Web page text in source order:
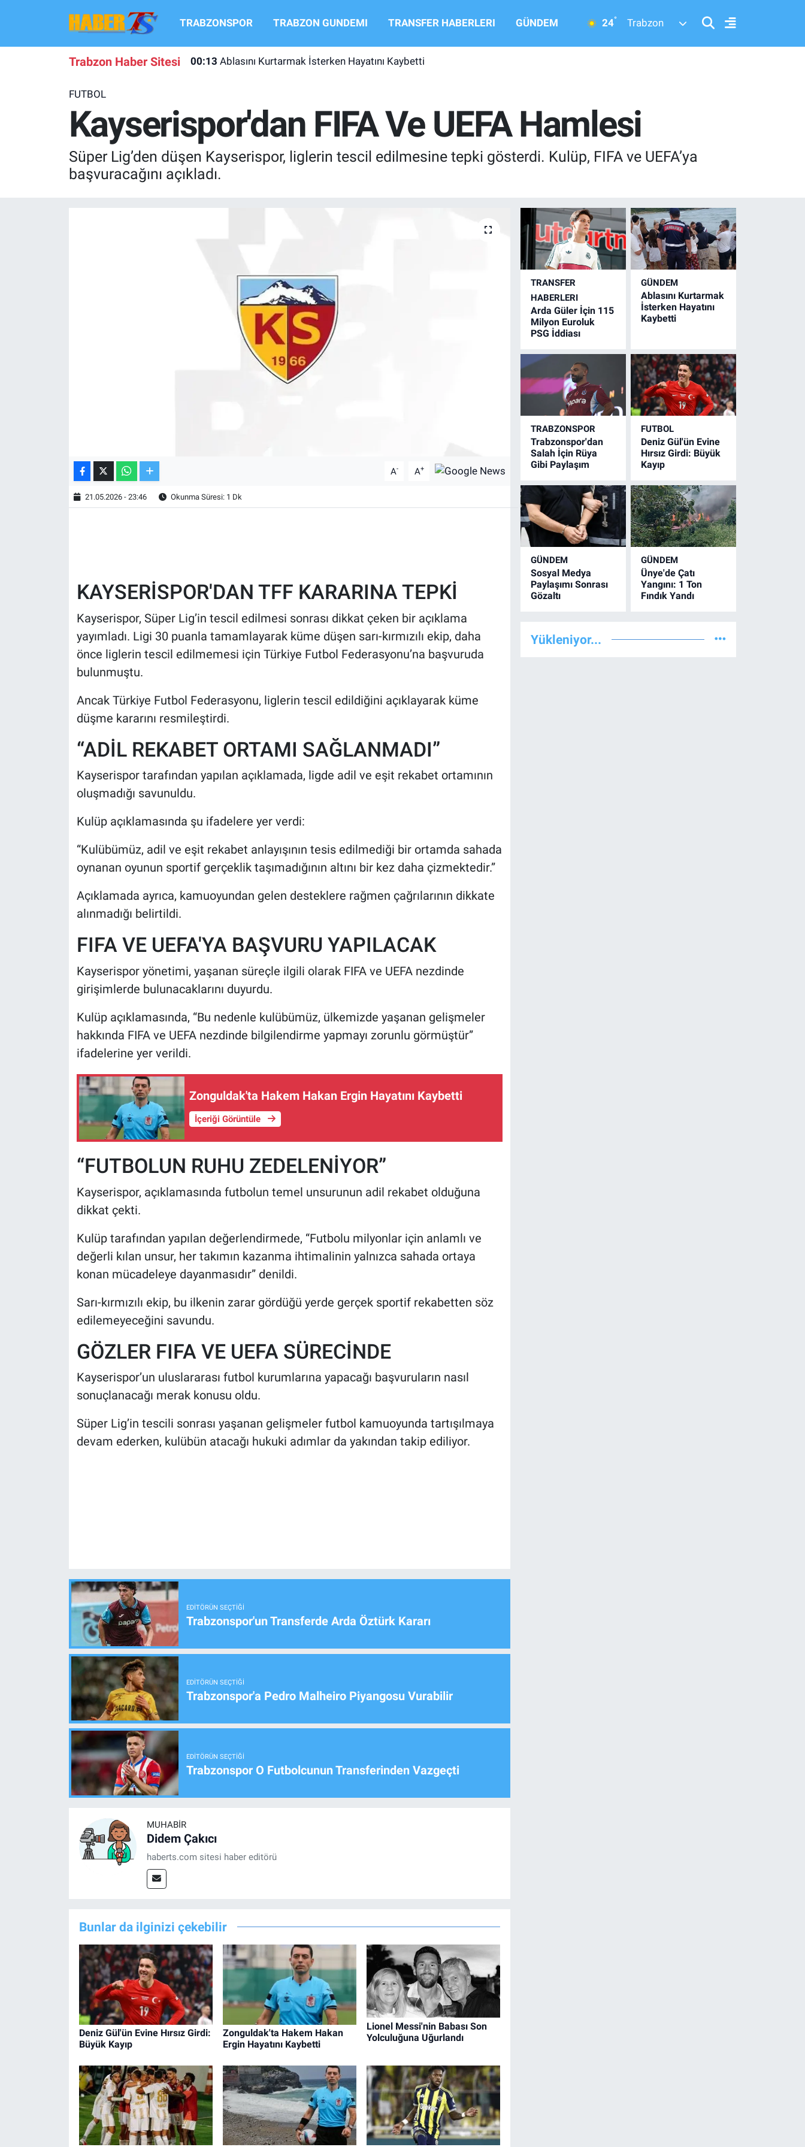
TRABZONSPOR TRABZON GUNDEMI TRANSFER HABERLERI GÜNDEM 24° Trabzon
Trabzon Haber Sitesi 00:13 Ablasını Kurtarmak İsterken Hayatını Kaybetti
FUTBOL
Kayserispor'dan FIFA Ve UEFA Hamlesi
Süper Lig’den düşen Kayserispor, liglerin tescil edilmesine tepki gösterdi. Kulüp, FIFA ve UEFA’ya
başvuracağını açıkladı.
A- A+
21.05.2026 - 23:46 Okunma Süresi: 1 Dk
KAYSERİSPOR'DAN TFF KARARINA TEPKİ
Kayserispor, Süper Lig’in tescil edilmesi sonrası dikkat çeken bir açıklama
yayımladı. Ligi 30 puanla tamamlayarak küme düşen sarı-kırmızılı ekip, daha
önce liglerin tescil edilmemesi için Türkiye Futbol Federasyonu’na başvuruda
bulunmuştu.
Ancak Türkiye Futbol Federasyonu, liglerin tescil edildiğini açıklayarak küme
düşme kararını resmileştirdi.
“ADİL REKABET ORTAMI SAĞLANMADI”
Kayserispor tarafından yapılan açıklamada, ligde adil ve eşit rekabet ortamının
oluşmadığı savunuldu.
Kulüp açıklamasında şu ifadelere yer verdi:
“Kulübümüz, adil ve eşit rekabet anlayışının tesis edilmediği bir ortamda sahada
oynanan oyunun sportif gerçeklik taşımadığının altını bir kez daha çizmektedir.”
Açıklamada ayrıca, kamuoyundan gelen desteklere rağmen çağrılarının dikkate
alınmadığı belirtildi.
FIFA VE UEFA'YA BAŞVURU YAPILACAK
Kayserispor yönetimi, yaşanan süreçle ilgili olarak FIFA ve UEFA nezdinde
girişimlerde bulunacaklarını duyurdu.
Kulüp açıklamasında, “Bu nedenle kulübümüz, ülkemizde yaşanan gelişmeler
hakkında FIFA ve UEFA nezdinde bilgilendirme yapmayı zorunlu görmüştür”
ifadelerine yer verildi.
Zonguldak'ta Hakem Hakan Ergin Hayatını Kaybetti
İçeriği Görüntüle
“FUTBOLUN RUHU ZEDELENİYOR”
Kayserispor, açıklamasında futbolun temel unsurunun adil rekabet olduğuna
dikkat çekti.
Kulüp tarafından yapılan değerlendirmede, “Futbolu milyonlar için anlamlı ve
değerli kılan unsur, her takımın kazanma ihtimalinin yalnızca sahada ortaya
konan mücadeleye dayanmasıdır” denildi.
Sarı-kırmızılı ekip, bu ilkenin zarar gördüğü yerde gerçek sportif rekabetten söz
edilemeyeceğini savundu.
GÖZLER FIFA VE UEFA SÜRECİNDE
Kayserispor’un uluslararası futbol kurumlarına yapacağı başvuruların nasıl
sonuçlanacağı merak konusu oldu.
Süper Lig’in tescili sonrası yaşanan gelişmeler futbol kamuoyunda tartışılmaya
devam ederken, kulübün atacağı hukuki adımlar da yakından takip ediliyor.
EDITÖRÜN SEÇTIĞI
Trabzonspor'un Transferde Arda Öztürk Kararı
EDITÖRÜN SEÇTIĞI
Trabzonspor'a Pedro Malheiro Piyangosu Vurabilir
EDITÖRÜN SEÇTIĞI
Trabzonspor O Futbolcunun Transferinden Vazgeçti
MUHABIR
Didem Çakıcı
haberts.com sitesi haber editörü
Bunlar da ilginizi çekebilir
Deniz Gül'ün Evine Hırsız Girdi:
Büyük Kayıp
Zonguldak'ta Hakem Hakan
Ergin Hayatını Kaybetti
Lionel Messi'nin Babası Son
Yolculuğuna Uğurlandı
TRANSFER
HABERLERI
Arda Güler İçin 115
Milyon Euroluk
PSG İddiası
GÜNDEM
Ablasını Kurtarmak
İsterken Hayatını
Kaybetti
TRABZONSPOR
Trabzonspor'dan
Salah İçin Rüya
Gibi Paylaşım
FUTBOL
Deniz Gül'ün Evine
Hırsız Girdi: Büyük
Kayıp
GÜNDEM
Sosyal Medya
Paylaşımı Sonrası
Gözaltı
GÜNDEM
Ünye'de Çatı
Yangını: 1 Ton
Fındık Yandı
Yükleniyor...
TRABZONSPOR
TRANSFER HABERLERI
KULİS MEYDANI
EKONOMİ
MAGAZİN
Hava Durumu
Süper Lig Puan Durumu ve Fikstür
Tüm Manşetler
Son Dakika Haberleri